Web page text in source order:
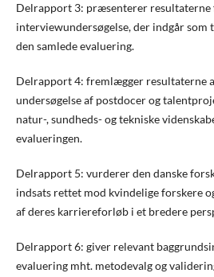
Delrapport 3: præsenterer resultaterne
interviewundersøgelse, der indgår som
den samlede evaluering.
Delrapport 4: fremlægger resultaterne
undersøgelse af postdocer og
natur-, sundheds- og tekniske
evalueringen.
Delrapport 5: vurderer den danske
indsats rettet mod kvindelige forskere
af deres karriereforløb i et bredere
Delrapport 6: giver relevant
evaluering mht. metodevalg og